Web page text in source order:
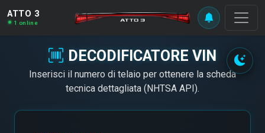
ATTO 3
1 online
DECODIFICATORE VIN
Inserisci il numero di telaio per ottenere la scheda
tecnica dettagliata (NHTSA API).